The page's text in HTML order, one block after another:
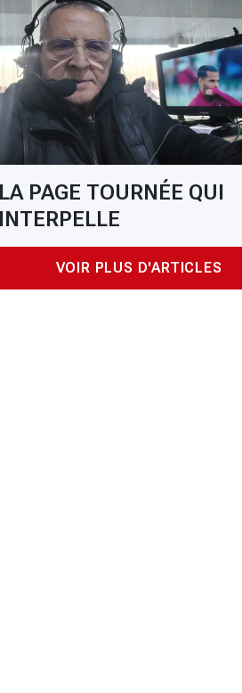
PAGE TOURNÉE QUI
VOIR PLUS D'ARTICLES